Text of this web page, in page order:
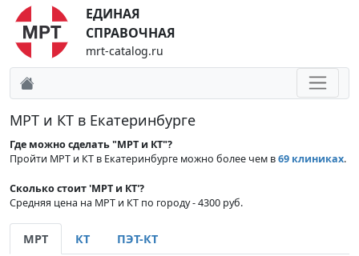
ЕДИНАЯ
СПРАВОЧНАЯ
mrt-catalog.ru
МРТ и КТ в Екатеринбурге
Где можно сделать "МРТ и КТ"?
Пройти МРТ и КТ в Екатеринбурге можно более чем в69 клиниках.
Сколько стоит 'МРТ и КТ'?
Средняя цена на МРТ и КТ по городу - 4300 руб.
МРТ КТ ПЭТ-КТ